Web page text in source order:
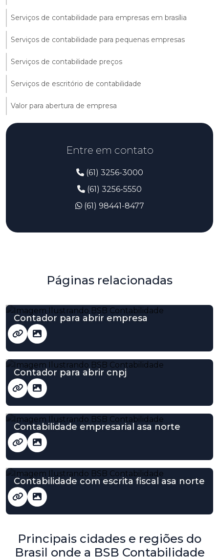
Serviços de contabilidade para empresas em brasília
Serviços de contabilidade para pequenas empresas
Serviços de contabilidade preços
Serviços de escritório de contabilidade
Valor para abertura de empresa
Entre em contato
(61) 3256-3000
(61) 3256-5550
(61) 98441-8477
Páginas relacionadas
Contador para abrir empresa
Contador para abrir cnpj
Contabilidade empresarial asa norte
Contabilidade com escrita fiscal asa norte
Principais cidades e regiões do
Brasil onde a BSB Contabilidade